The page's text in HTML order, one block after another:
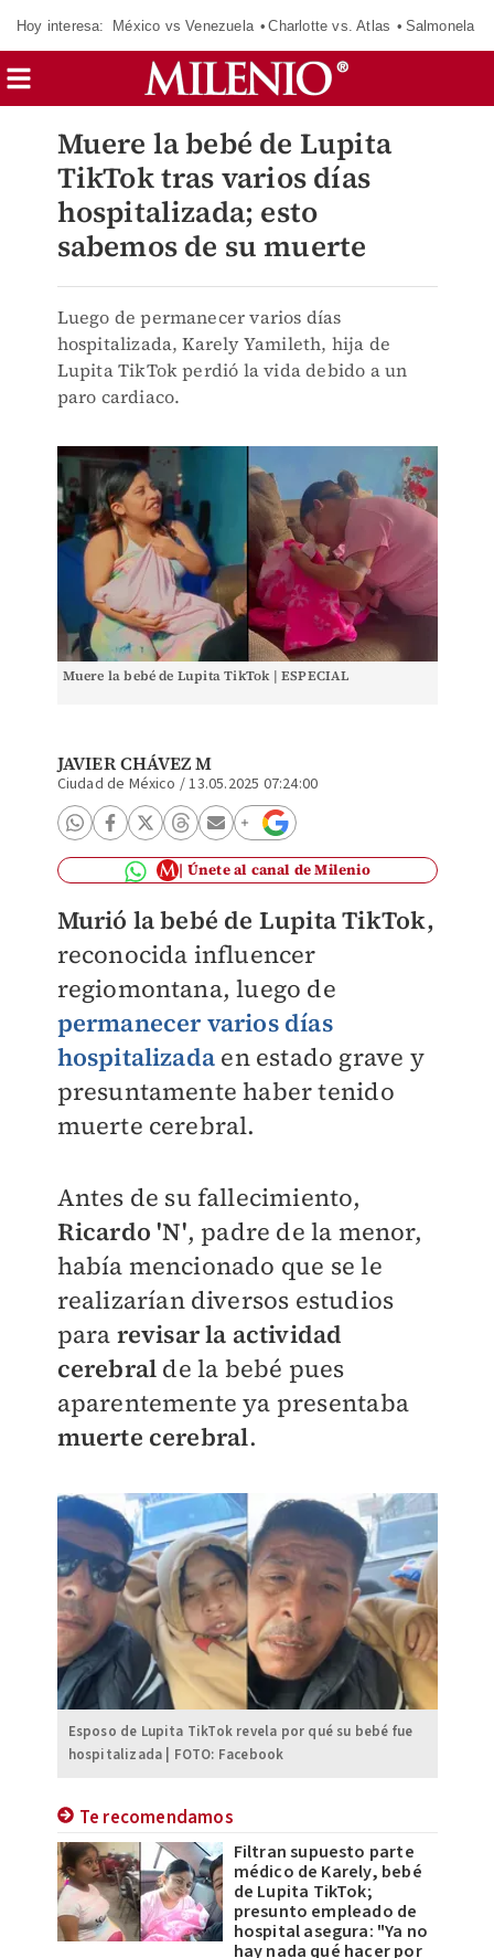
Hoy interesa: México vs Venezuela Charlotte vs. Atlas Salmonela
Muere la bebé de Lupita
TikTok tras varios días
hospitalizada; esto
sabemos de su muerte
Luego de permanecer varios días
hospitalizada, Karely Yamileth, hija de
Lupita TikTok perdió la vida debido a un
paro cardiaco.
Muere la bebé de Lupita TikTok | ESPECIAL
JAVIER CHÁVEZ M
Ciudad de México /13.05.2025 07:24:00
Únete al canal de Milenio
Murió la bebé de Lupita TikTok,
reconocida influencer
regiomontana, luego de
permanecer varios días
hospitalizada en estado grave y
presuntamente haber tenido
muerte cerebral.
Antes de su fallecimiento,
Ricardo 'N', padre de la menor,
había mencionado que se le
realizarían diversos estudios
para revisar la actividad
cerebral de la bebé pues
aparentemente ya presentaba
muerte cerebral.
Esposo de Lupita TikTok revela por qué su bebé fue
hospitalizada | FOTO: Facebook
Te recomendamos
Filtran supuesto parte
médico de Karely, bebé
de Lupita TikTok;
presunto empleado de
hospital asegura: "Ya no
hay nada qué hacer por